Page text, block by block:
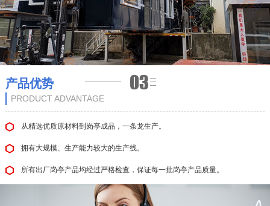
产品优势
PRODUCT ADVANTAGE
从精选优质原材料到岗亭成品，一条龙生产。
拥有大规模、生产能力较大的生产线。
所有出厂岗亭产品均经过严格检查，保证每一批岗亭产品质量。